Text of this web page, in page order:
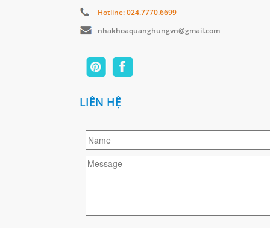
Hotline: 024.7770.6699
nhakhoaquanghungvn@gmail.com
LIÊN HỆ